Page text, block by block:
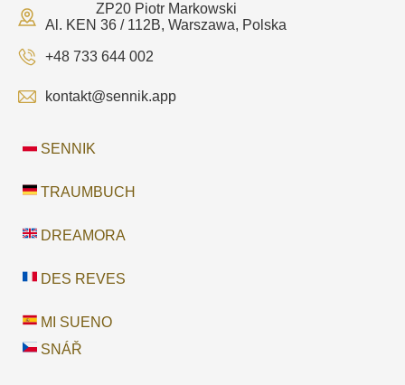
ZP20 Piotr Markowski
Al. KEN 36 / 112B, Warszawa, Polska
+48 733 644 002
kontakt@sennik.app
SENNIK
TRAUMBUCH
DREAMORA
DES REVES
MI SUENO
SNÁŘ